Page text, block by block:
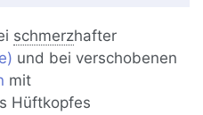
schmerzhafter
und bei verschobenen
mit
Hüftkopfes